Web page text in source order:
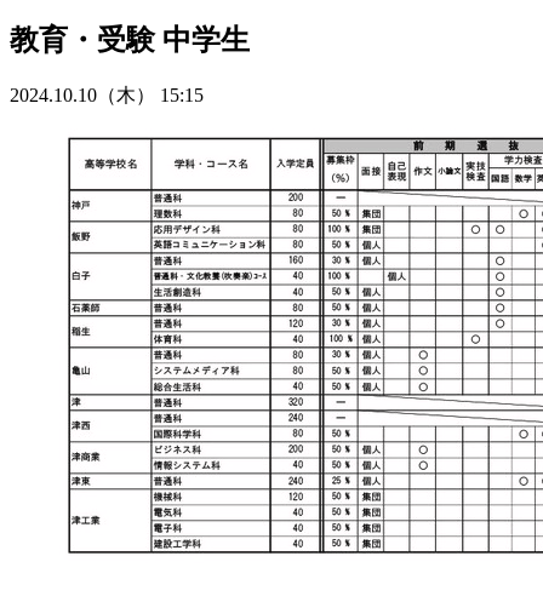
教育・受験 中学生
2024.10.10（木） 15:15